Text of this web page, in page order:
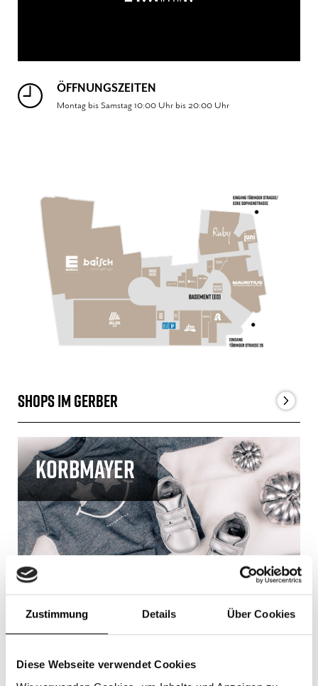
Zustimmung Details Über Cookies
Diese Webseite verwendet Cookies
ÖFFNUNGSZEITEN
Montag bis Samstag 10:00 Uhr bis 20:00 Uhr
Shops im Gerber
Korbmayer